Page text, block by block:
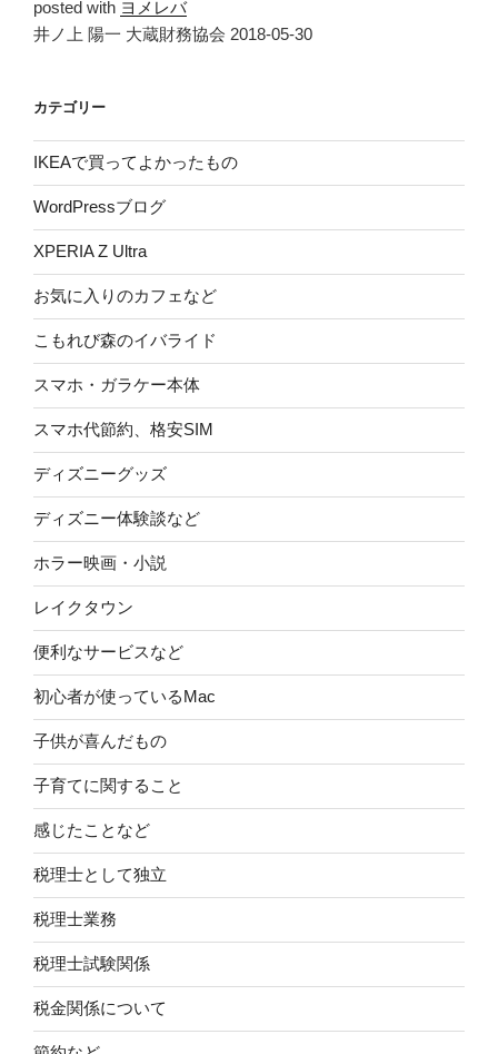
posted with ヨメレバ
井ノ上 陽一 大蔵財務協会 2018-05-30
カテゴリー
IKEAで買ってよかったもの
WordPressブログ
XPERIA Z Ultra
お気に入りのカフェなど
こもれび森のイバライド
スマホ・ガラケー本体
スマホ代節約、格安SIM
ディズニーグッズ
ディズニー体験談など
ホラー映画・小説
レイクタウン
便利なサービスなど
初心者が使っているMac
子供が喜んだもの
子育てに関すること
感じたことなど
税理士として独立
税理士業務
税理士試験関係
税金関係について